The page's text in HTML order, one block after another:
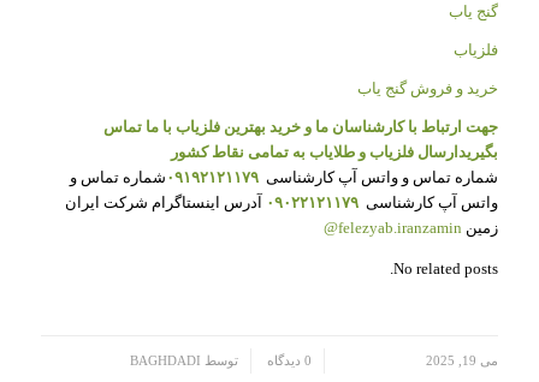
گنج یاب
فلزیاب
خرید و فروش گنج یاب
جهت ارتباط با کارشناسان ما و خرید بهترین فلزیاب با ما تماس
بگیریدارسال فلزیاب و طلایاب به تمامی نقاط کشور
شماره تماس و واتس آپ کارشناسی ۰۹۱۹۲۱۲۱۱۷۹ شماره تماس و
واتس آپ کارشناسی ۰۹۰۲۲۱۲۱۱۷۹ آدرس اینستاگرام شرکت ایران
زمین felezyab.iranzamin@
No related posts.
می 19, 2025 0 دیدگاه توسط BAGHDADI